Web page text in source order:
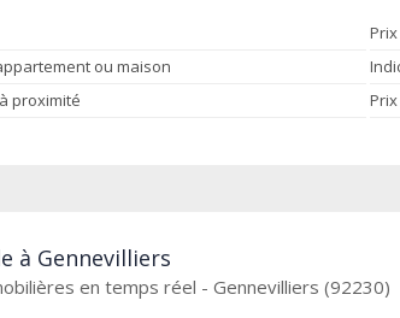
ou maison
proximité
à Gennevilliers
en temps réel - Gennevilliers (92230)